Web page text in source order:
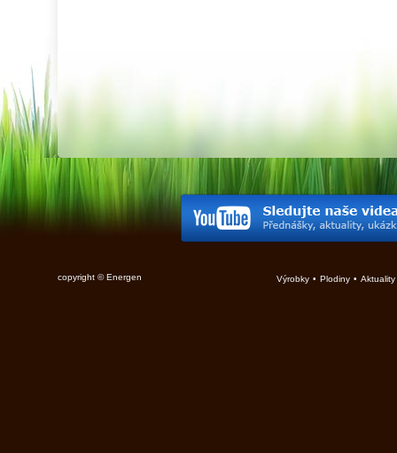
copyright © Energen Výrobky • Plodiny • Aktuality